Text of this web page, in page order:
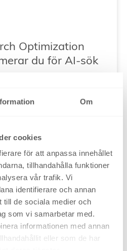
Om
cookies
för att anpassa innehållet
tillhandahålla funktioner
vår trafik. Vi
identifierare och annan
till de sociala medier och
som vi samarbetar med.
informationen med annan
eller som de har
Optimization
du för AI-sök
rullat ut i Sverige
företagets SEO